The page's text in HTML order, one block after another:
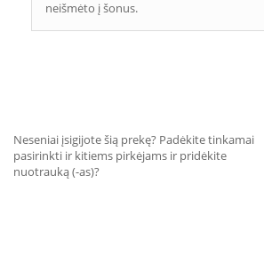
neišmėto į šonus.
Neseniai įsigijote šią prekę? Padėkite tinkamai
pasirinkti ir kitiems pirkėjams ir pridėkite
nuotrauką (-as)?